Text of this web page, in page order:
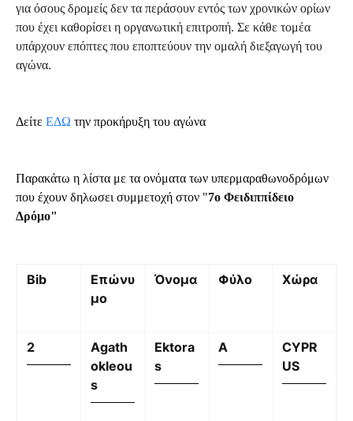
για όσους δρομείς δεν τα περάσουν εντός των χρονικών ορίων
που έχει καθορίσει η οργανωτική επιτροπή. Σε κάθε τομέα
υπάρχουν επόπτες που εποπτεύουν την ομαλή διεξαγωγή του
αγώνα.
Δείτε ΕΔΩ την προκήρυξη του αγώνα
Παρακάτω η λίστα με τα ονόματα των υπερμαραθωνοδρόμων
που έχουν δηλωσει συμμετοχή στον "7ο Φειδιππίδειο
Δρόμο"
Bib
Επώνυ
μο
Όνομα Φύλο Χώρα
2
Agath
okleou
s
Ektora
s
A
CYPR
US